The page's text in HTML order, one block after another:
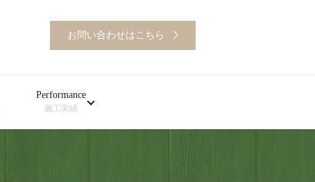
お問い合わせはこちら
Performance
施工実績